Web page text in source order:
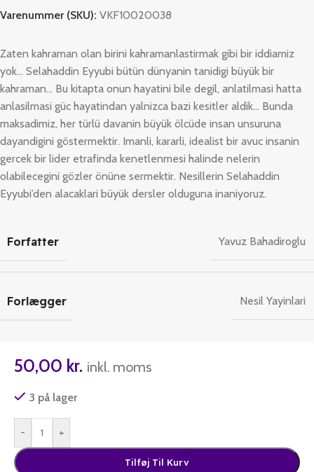
Varenummer (SKU): VKF10020038
Zaten kahraman olan birini kahramanlastirmak gibi bir iddiamiz
yok… Selahaddin Eyyubi bütün dünyanin tanidigi büyük bir
kahraman… Bu kitapta onun hayatini bile degil, anlatilmasi hatta
anlasilmasi güc hayatindan yalnizca bazi kesitler aldik… Bunda
maksadimiz, her türlü davanin büyük ölcüde insan unsuruna
dayandigini göstermektir. Imanli, kararli, idealist bir avuc insanin
gercek bir lider etrafinda kenetlenmesi halinde nelerin
olabilecegini gözler önüne sermektir. Nesillerin Selahaddin
Eyyubi’den alacaklari büyük dersler olduguna inaniyoruz.
Forfatter Yavuz Bahadiroglu
Forlægger Nesil Yayinlari
50,00 kr. inkl. moms
3 på lager
- +
Tilføj Til Kurv